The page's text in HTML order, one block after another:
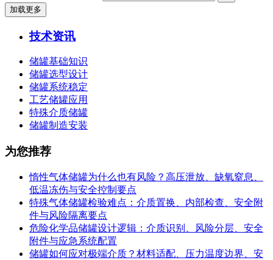
加载更多
技术资讯
储罐基础知识
储罐选型设计
储罐系统稳定
工艺储罐应用
特殊介质储罐
储罐制造安装
为您推荐
惰性气体储罐为什么也有风险？高压泄放、缺氧窒息、
低温冻伤与安全控制要点
特殊气体储罐检验难点：介质置换、内部检查、安全附
件与风险隔离要点
危险化学品储罐设计逻辑：介质识别、风险分层、安全
附件与应急系统配置
储罐如何应对极端介质？材料适配、压力温度边界、安